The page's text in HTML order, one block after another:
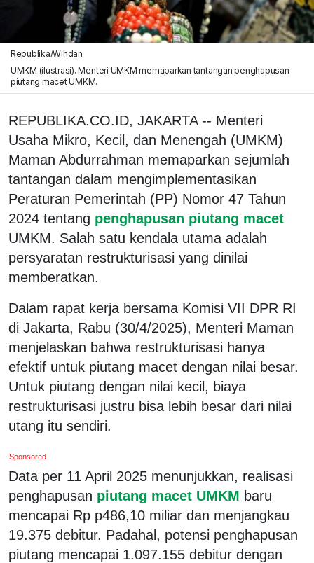
Republika/Wihdan
UMKM (ilustrasi). Menteri UMKM memaparkan tantangan penghapusan
piutang macet UMKM.
REPUBLIKA.CO.ID, JAKARTA -- Menteri
Usaha Mikro, Kecil, dan Menengah (UMKM)
Maman Abdurrahman memaparkan sejumlah
tantangan dalam mengimplementasikan
Peraturan Pemerintah (PP) Nomor 47 Tahun
2024 tentang penghapusan piutang macet
UMKM. Salah satu kendala utama adalah
persyaratan restrukturisasi yang dinilai
memberatkan.
Dalam rapat kerja bersama Komisi VII DPR RI
di Jakarta, Rabu (30/4/2025), Menteri Maman
menjelaskan bahwa restrukturisasi hanya
efektif untuk piutang macet dengan nilai besar.
Untuk piutang dengan nilai kecil, biaya
restrukturisasi justru bisa lebih besar dari nilai
utang itu sendiri.
Sponsored
Data per 11 April 2025 menunjukkan, realisasi
penghapusan piutang macet UMKM baru
mencapai Rp p486,10 miliar dan menjangkau
19.375 debitur. Padahal, potensi penghapusan
piutang mencapai 1.097.155 debitur dengan